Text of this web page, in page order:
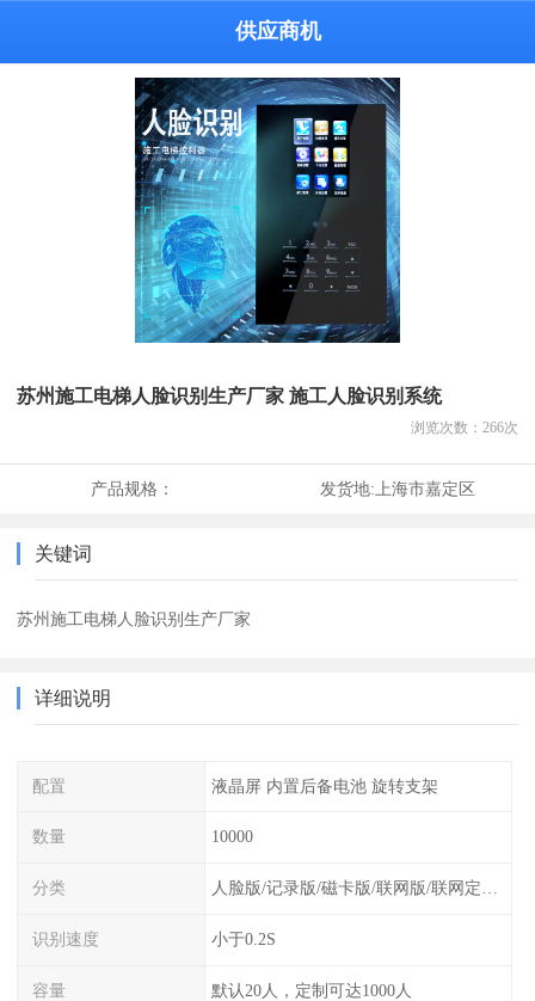
供应商机
苏州施工电梯人脸识别生产厂家 施工人脸识别系统
浏览次数： 266次
产品规格： 发货地:上海市嘉定区
关键词
苏州施工电梯人脸识别生产厂家
详细说明
配置 液晶屏 内置后备电池 旋转支架
数量 10000
分类 人脸版/记录版/磁卡版/联网版/联网定制版
识别速度 小于0.2S
容量 默认20人，定制可达1000人